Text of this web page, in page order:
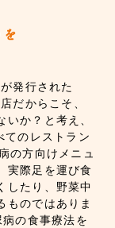
発行された
だからこそ、
か？と考え、
てのレストラン
の方向けメニュ
実際足を運び食
したり、野菜中
ものではありま
の食事療法を